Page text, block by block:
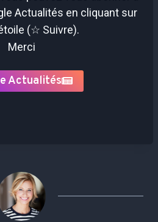
Actualités en cliquant sur
(☆ Suivre).
Merci
Actualités